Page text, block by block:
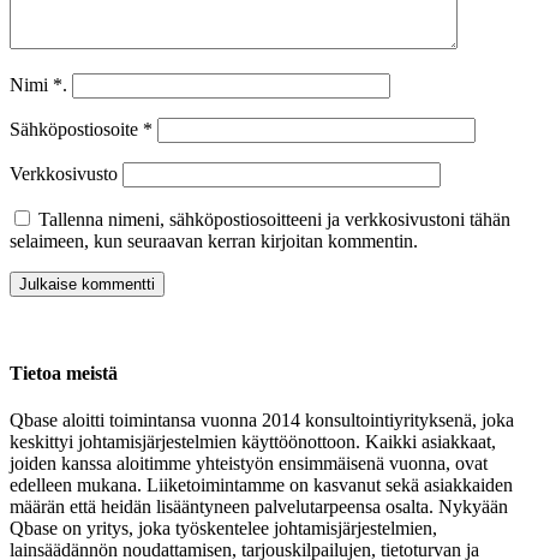
Nimi *.
Sähköpostiosoite *
Verkkosivusto
Tallenna nimeni, sähköpostiosoitteeni ja verkkosivustoni tähän
selaimeen, kun seuraavan kerran kirjoitan kommentin.
Tietoa meistä
Qbase aloitti toimintansa vuonna 2014 konsultointiyrityksenä, joka
keskittyi johtamisjärjestelmien käyttöönottoon. Kaikki asiakkaat,
joiden kanssa aloitimme yhteistyön ensimmäisenä vuonna, ovat
edelleen mukana. Liiketoimintamme on kasvanut sekä asiakkaiden
määrän että heidän lisääntyneen palvelutarpeensa osalta. Nykyään
Qbase on yritys, joka työskentelee johtamisjärjestelmien,
lainsäädännön noudattamisen, tarjouskilpailujen, tietoturvan ja